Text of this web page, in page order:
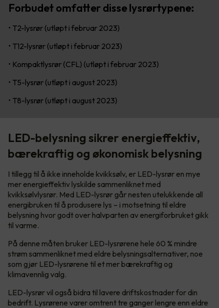
Forbudet omfatter disse lysrørtypene:
• T2-lysrør (utløpt i februar 2023)
• T12-lysrør (utløpt i februar 2023)
• Kompaktlysrør (CFL) (utløpt i februar 2023)
• T5-lysrør (utløpt i august 2023)
• T8-lysrør (utløpt i august 2023)
LED-belysning sikrer energieffektiv,
bærekraftig og økonomisk belysning
I tillegg til å ikke inneholde kvikksølv, er LED-lysrør en mye
mer energieffektiv lyskilde sammenliknet med
kvikksølvlysrør. Med LED-lysrør går nesten utelukkende all
energibruken til å produsere lys – i motsetning til eldre
belysning hvor godt over halvparten av energiforbruket gikk
til varme.
På denne måten bruker LED-lysrørene hele 60 % mindre
strøm sammenliknet med eldre belysningsalternativer, noe
som gjør LED-lysrørene til et mer bærekraftig og
klimavennlig valg.
LED-lysrør vil også bidra til lavere driftskostnader for din
bedrift. Lysrørene varer omtrent tre ganger lengre enn eldre